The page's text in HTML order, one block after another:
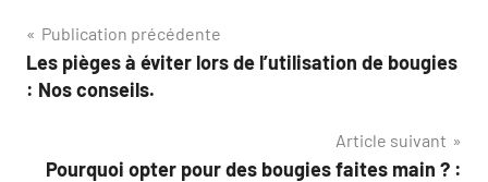
Navigation
de
Publication précédente
Les pièges à éviter lors de l’utilisation de bougies
: Nos conseils.
Article suivant
Pourquoi opter pour des bougies faites main ? :